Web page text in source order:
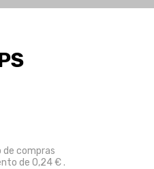
de compras
de 0,24 €.